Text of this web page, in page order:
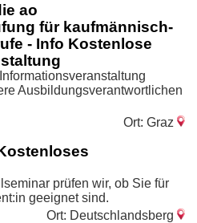
ao
für kaufmännisch-
- Info Kostenlose
Ausbildungsverantwortlichen
Ort: Graz
prüfen wir, ob Sie für
geeignet sind.
Ort: Deutschlandsberg